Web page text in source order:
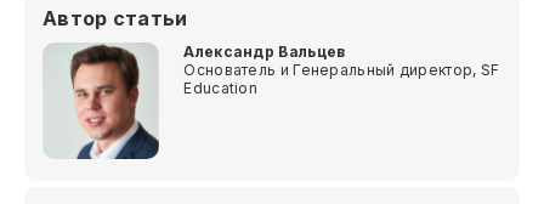
Автор статьи
Александр Вальцев
Основатель и Генеральный директор, SF
Education